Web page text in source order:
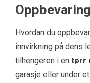
Hvordan du
innvirkning på dens
tilhengeren i en tørr
garasje eller under